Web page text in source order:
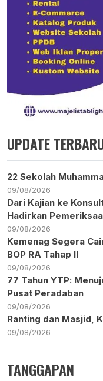
UPDATE
22 Sekolah
09/08/2026
Dari Kajian ke
Hadirkan
09/08/2026
Kemenag Segera
BOP RA Tahap II
09/08/2026
77 Tahun YTP:
Pusat Peradaban
09/08/2026
Ranting dan Masjid,
09/08/2026
TANGGAPAN